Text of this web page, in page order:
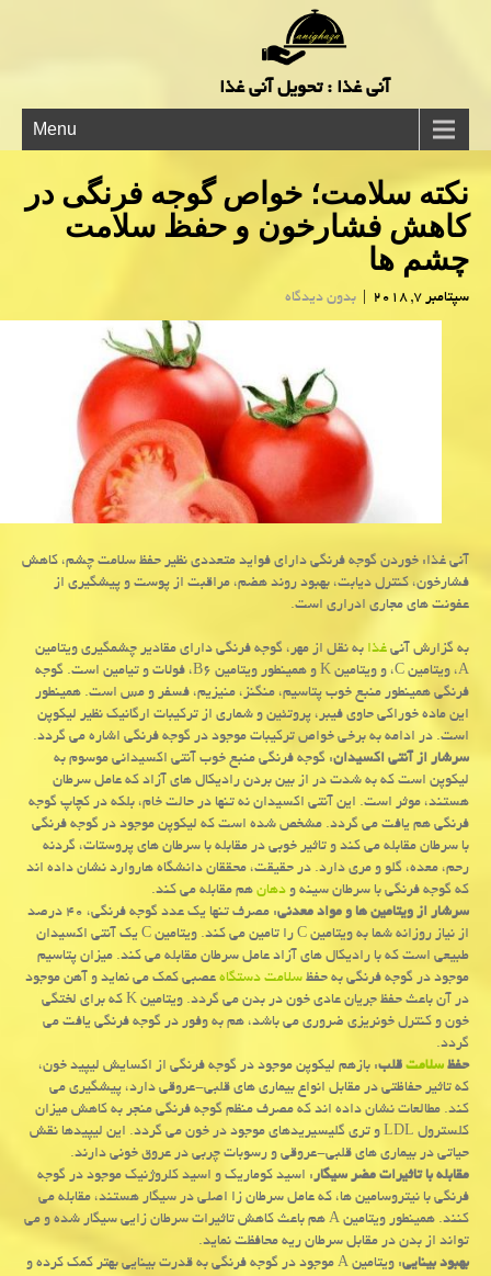
آنی غذا : تحویل آنی غذا
Menu
نكته سلامت؛ خواص گوجه فرنگی در
كاهش فشارخون و حفظ سلامت
چشم ها
سپتامبر 7, 2018 | بدون دیدگاه
آنی غذا: خوردن گوجه فرنگی دارای فواید متعددی نظیر حفظ سلامت چشم، كاهش
فشارخون، كنترل دیابت، بهبود روند هضم، مراقبت از پوست و پیشگیری از
عفونت های مجاری ادراری است.
به گزارش آنیغذابه نقل از مهر، گوجه فرنگی دارای مقادیر چشمگیری ویتامین
A، ویتامین C، و ویتامین K و همینطور ویتامین B۶، فولات و تیامین است. گوجه
فرنگی همینطور منبع خوب پتاسیم، منگنز، منیزیم، فسفر و مس است. همینطور
این ماده خوراكی حاوی فیبر، پروتئین و شماری از تركیبات ارگانیك نظیر لیكوپن
است. در ادامه به برخی خواص تركیبات موجود در گوجه فرنگی اشاره می گردد.
سرشار از آنتی اكسیدان: گوجه فرنگی منبع خوب آنتی اكسیدانی موسوم به
لیكوپن است كه به شدت در از بین بردن رادیكال های آزاد كه عامل سرطان
هستند، موثر است. این آنتی اكسیدان نه تنها در حالت خام، بلكه در كچاپ گوجه
فرنگی هم یافت می گردد. مشخص شده است كه لیكوپن موجود در گوجه فرنگی
با سرطان مقابله می كند و تاثیر خوبی در مقابله با سرطان های پروستات، گردنه
رحم، معده، گلو و مری دارد. در حقیقت، محققان دانشگاه هاروارد نشان داده اند
كه گوجه فرنگی با سرطان سینه ودهانهم مقابله می كند.
سرشار از ویتامین ها و مواد معدنی
: مصرف تنها یك عدد گوجه فرنگی، ۴۰ درصد
از نیاز روزانه شما به ویتامین C را تامین می كند. ویتامین C یك آنتی اكسیدان
طبیعی است كه با رادیكال های آزاد عامل سرطان مقابله می كند. میزان پتاسیم
موجود در گوجه فرنگی به حفظسلامت دستگاهعصبی كمك می نماید و آهن موجود
در آن باعث حفظ جریان عادی خون در بدن می گردد. ویتامین K كه برای لختگی
خون و كنترل خونریزی ضروری می باشد، هم به وفور در گوجه فرنگی یافت می
گردد.
حفظسلامتقلب: بازهم لیكوپن موجود در گوجه فرنگی از اكسایش لیپید خون،
كه تاثیر حفاظتی در مقابل انواع بیماری های قلبی-عروقی دارد، پیشگیری می
كند. مطالعات نشان داده اند كه مصرف منظم گوجه فرنگی منجر به كاهش میزان
كلسترول LDL و تری گلیسیریدهای موجود در خون می گردد. این لیپیدها نقش
حیاتی در بیماری های قلبی-عروقی و رسوبات چربی در عروق خونی دارند.
مقابله با تاثیرات مضر سیگار: اسید كوماریك و اسید كلروژنیك موجود در گوجه
فرنگی با نیتروسامین ها، كه عامل سرطان زا اصلی در سیگار هستند، مقابله می
كنند. همینطور ویتامین A هم باعث كاهش تاثیرات سرطان زایی سیگار شده و می
تواند از بدن در مقابل سرطان ریه محافظت نماید.
بهبود بینایی
: ویتامین A موجود در گوجه فرنگی به قدرت بینایی بهتر كمك كرده و